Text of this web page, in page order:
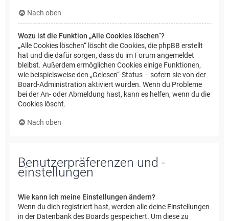
Nach oben
Wozu ist die Funktion „Alle Cookies löschen“?
„Alle Cookies löschen“ löscht die Cookies, die phpBB erstellt
hat und die dafür sorgen, dass du im Forum angemeldet
bleibst. Außerdem ermöglichen Cookies einige Funktionen,
wie beispielsweise den „Gelesen“-Status – sofern sie von der
Board-Administration aktiviert wurden. Wenn du Probleme
bei der An- oder Abmeldung hast, kann es helfen, wenn du die
Cookies löscht.
Nach oben
Benutzerpräferenzen und -
einstellungen
Wie kann ich meine Einstellungen ändern?
Wenn du dich registriert hast, werden alle deine Einstellungen
in der Datenbank des Boards gespeichert. Um diese zu